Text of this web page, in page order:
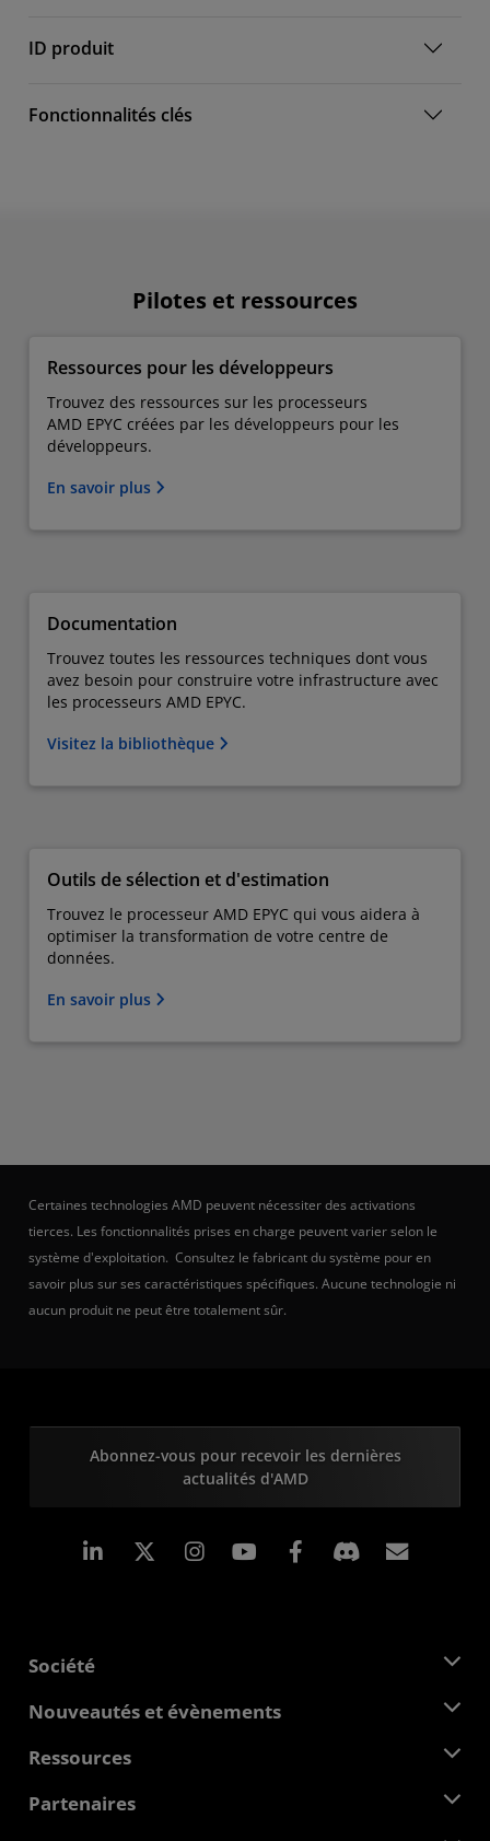
ID produit
Fonctionnalités clés
Pilotes et ressources
Ressources pour les développeurs​
Trouvez des ressources sur les processeurs
AMD EPYC créées par les développeurs pour les
développeurs.
En savoir plus
Documentation
Trouvez toutes les ressources techniques dont vous
avez besoin pour construire votre infrastructure avec
les processeurs AMD EPYC.
Visitez la bibliothèque
Outils de sélection et d'estimation
Trouvez le processeur AMD EPYC qui vous aidera à
optimiser la transformation de votre centre de
données.
En savoir plus
Certaines technologies AMD peuvent nécessiter des activations
tierces. Les fonctionnalités prises en charge peuvent varier selon le
système d'exploitation. Consultez le fabricant du système pour en
savoir plus sur ses caractéristiques spécifiques. Aucune technologie ni
aucun produit ne peut être totalement sûr.
Abonnez-vous pour recevoir les dernières
actualités d'AMD
LinkedIn Instagram Facebook
Société
À propos d'AMD
Responsabilité d'entreprise
Carrières
Nouveautés et évènements
Salle de presse
Médiathèque
Ressources
Centre pour les développeurs
Partenaires